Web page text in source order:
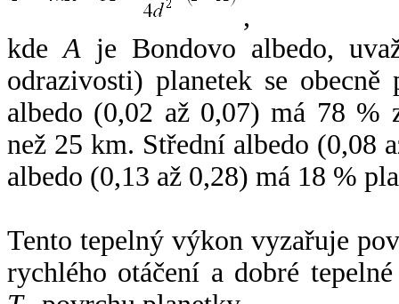
,
kdeA je Bondovo albedo,
odrazivosti) planetek se
albedo (0,02 až 0,07) má 78 %
než 25 km. Střední albedo (0,08
albedo (0,13 až 0,28) má 18 %
Tento tepelný výkon vyzařuje
rychlého otáčení a dobré